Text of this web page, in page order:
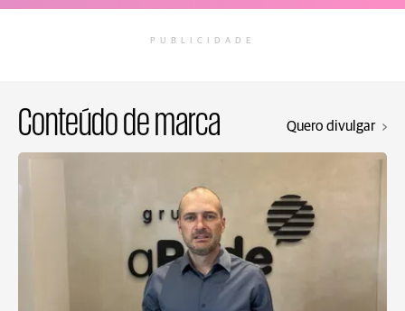
PUBLICIDADE
Conteúdo de marca Quero divulgar